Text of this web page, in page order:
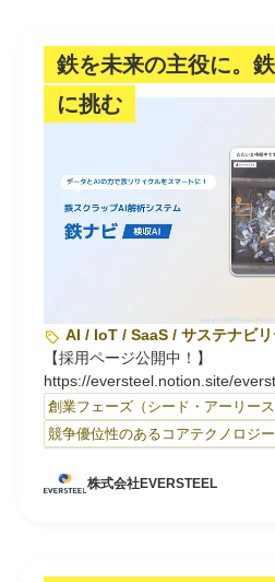
必要なバックオフィス業務にお
担当者のTODOリストまでを一
ルを通じた、業務プロセスの効
B2Bプロダクトです。
担当者や部署ごとにブラックボ
みにくくなりがちな業務の一連
可視化・共有することで、担当
推進を実現します。
業務の始点から終点まで緩やか
鉄を未来の主役に。
に挑む
AI / IoT / SaaS / サステナビ
【採用ページ公開中！】
https://eversteel.notion.site/
＜事業内容＞
鉄スクラップのAI解析アプリケー
鉄のリサイクル原料である鉄ス
るアプリケーションを開発してい
鉄スクラップの品質を正確に判
創業フェーズ（シード・アーリース
競争優位性のあるコアテクノロジ
株式会社EVERSTEEL